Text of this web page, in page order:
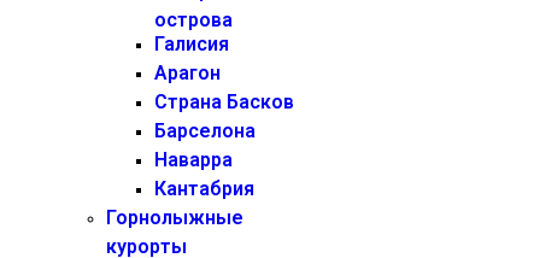
острова
Галисия
Арагон
Страна Басков
Барселона
Наварра
Кантабрия
Горнолыжные
курорты